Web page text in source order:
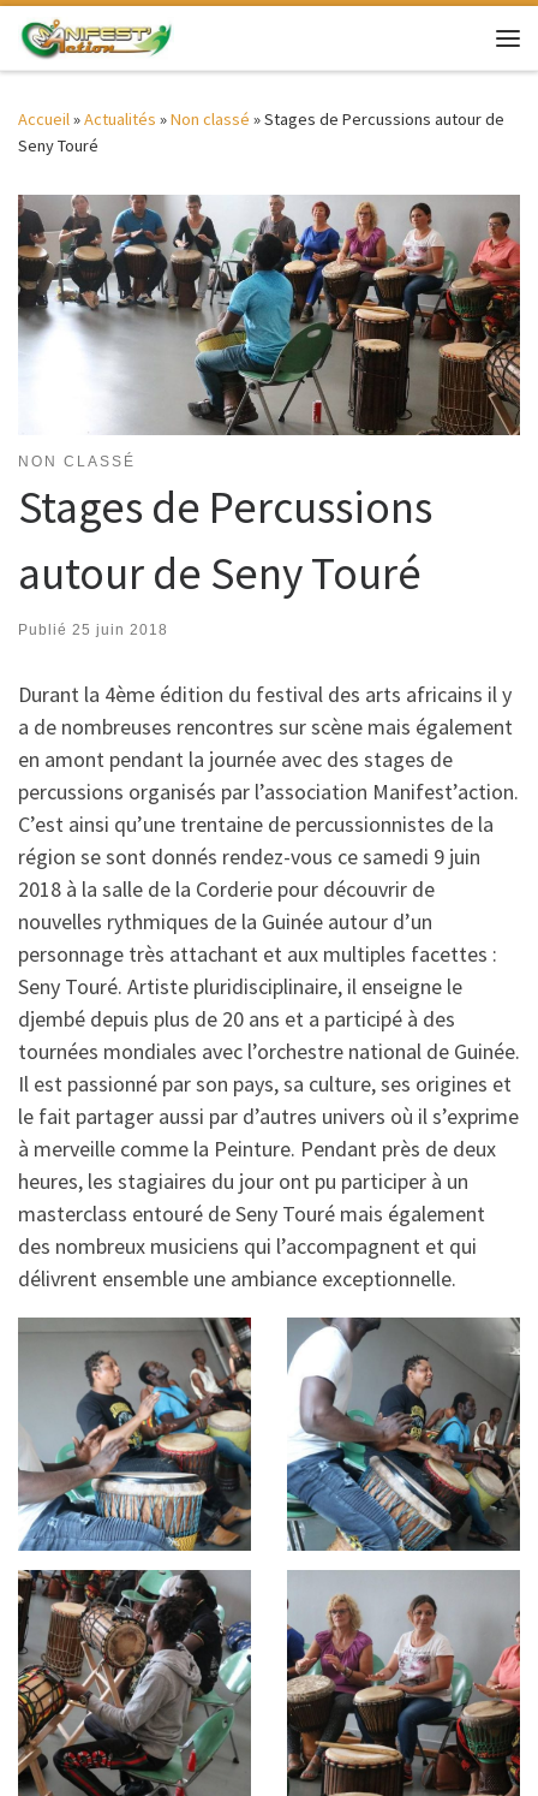
Passer au contenu
Accueil»Actualités »Non classé »Stages de Percussions autour de
Seny Touré
NON CLASSÉ
Stages de Percussions
autour de Seny Touré
Publié 25 juin 2018
Durant la 4ème édition du festival des arts africains il y
a de nombreuses rencontres sur scène mais également
en amont pendant la journée avec des stages de
percussions organisés par l’association Manifest’action.
C’est ainsi qu’une trentaine de percussionnistes de la
région se sont donnés rendez-vous ce samedi 9 juin
2018 à la salle de la Corderie pour découvrir de
nouvelles rythmiques de la Guinée autour d’un
personnage très attachant et aux multiples facettes :
Seny Touré. Artiste pluridisciplinaire, il enseigne le
djembé depuis plus de 20 ans et a participé à des
tournées mondiales avec l’orchestre national de Guinée.
Il est passionné par son pays, sa culture, ses origines et
le fait partager aussi par d’autres univers où il s’exprime
à merveille comme la Peinture. Pendant près de deux
heures, les stagiaires du jour ont pu participer à un
masterclass entouré de Seny Touré mais également
des nombreux musiciens qui l’accompagnent et qui
délivrent ensemble une ambiance exceptionnelle.